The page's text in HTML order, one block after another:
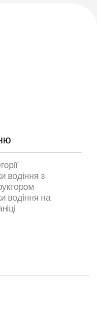
водіння з
водіння на